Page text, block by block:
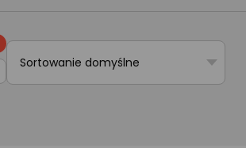
Sortowanie domyślne